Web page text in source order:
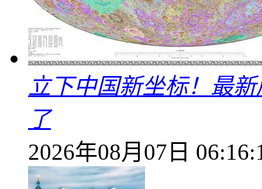
立下中国新坐标！最
了
2026年08月07日